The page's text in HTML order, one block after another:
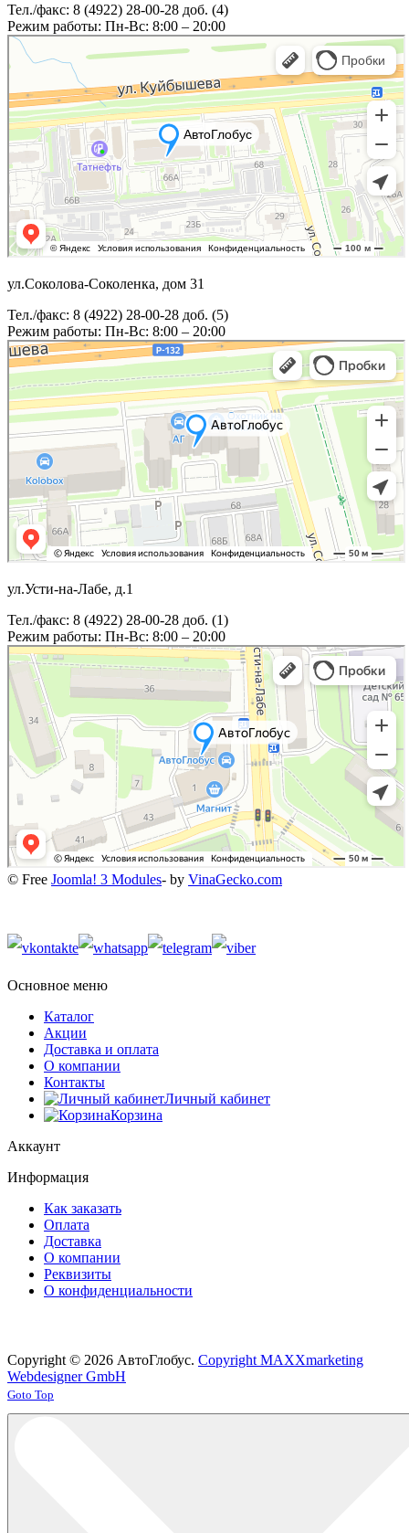
Тел./факс: 8 (4922) 28-00-28 доб. (4)
Режим работы: Пн-Вс: 8:00 – 20:00
ул.Соколова-Соколенка, дом 31
Тел./факс: 8 (4922) 28-00-28 доб. (5)
Режим работы: Пн-Вс: 8:00 – 20:00
ул.Усти-на-Лабе, д.1
Тел./факс: 8 (4922) 28-00-28 доб. (1)
Режим работы: Пн-Вс: 8:00 – 20:00
© Free Joomla! 3 Modules- by VinaGecko.com
Основное меню
Каталог
Акции
Доставка и оплата
О компании
Контакты
Личный кабинет
Корзина
Аккаунт
Информация
Как заказать
Оплата
Доставка
О компании
Реквизиты
О конфиденциальности
Copyright © 2026 АвтоГлобус. Copyright MAXXmarketing
Webdesigner GmbH
Joomla! 3 Templates
Goto Top